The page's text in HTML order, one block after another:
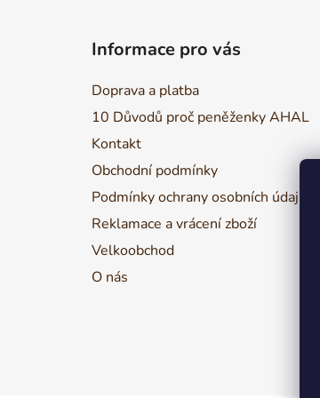
Informace pro vás
Doprava a platba
10 Důvodů proč peněženky AHAL
Kontakt
Obchodní podmínky
Podmínky ochrany osobních údajů
Reklamace a vrácení zboží
Velkoobchod
O nás